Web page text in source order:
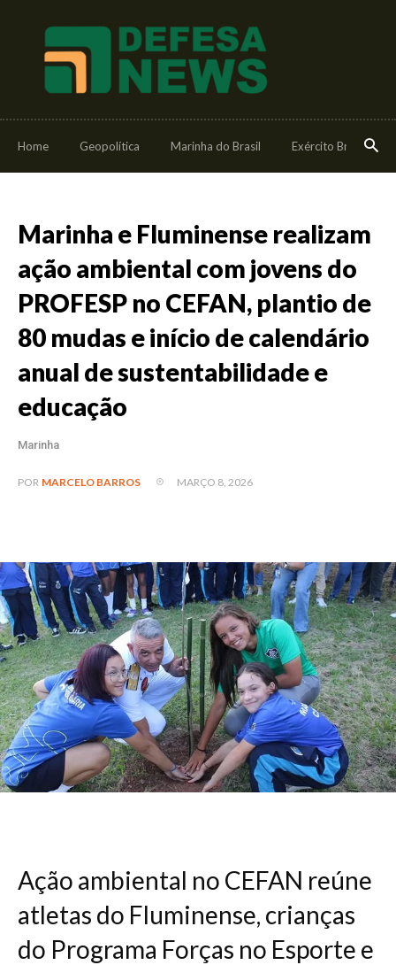
Home Geopolítica Marinha do Brasil Exército Brasileiro
Marinha e Fluminense realizam
ação ambiental com jovens do
PROFESP no CEFAN, plantio de
80 mudas e início de calendário
anual de sustentabilidade e
educação
Marinha
POR MARCELO BARROS MARÇO 8, 2026
Ação ambiental no CEFAN reúne
atletas do Fluminense, crianças
do Programa Forças no Esporte e